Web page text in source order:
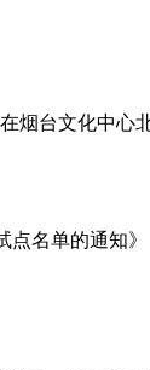
烟台文化中
名单的通知